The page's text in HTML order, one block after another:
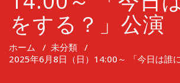
切
り
替
をする？」公演
ホーム / 未分類 /
2025年6月8日（日）14:00～ 「今日は誰